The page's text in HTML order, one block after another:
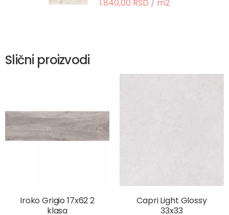
1.840,00 RSD / m2
Slični proizvodi
Iroko Grigio 17x62 2
klasa
Capri Light Glossy
33x33